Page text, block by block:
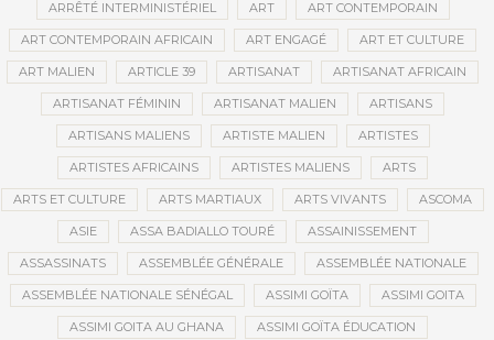
ARRÊTÉ INTERMINISTÉRIEL ART ART CONTEMPORAIN
ART CONTEMPORAIN AFRICAIN ART ENGAGÉ ART ET CULTURE
ART MALIEN ARTICLE 39 ARTISANAT ARTISANAT AFRICAIN
ARTISANAT FÉMININ ARTISANAT MALIEN ARTISANS
ARTISANS MALIENS ARTISTE MALIEN ARTISTES
ARTISTES AFRICAINS ARTISTES MALIENS ARTS
ARTS ET CULTURE ARTS MARTIAUX ARTS VIVANTS ASCOMA
ASIE ASSA BADIALLO TOURÉ ASSAINISSEMENT
ASSASSINATS ASSEMBLÉE GÉNÉRALE ASSEMBLÉE NATIONALE
ASSEMBLÉE NATIONALE SÉNÉGAL ASSIMI GOÏTA ASSIMI GOITA
ASSIMI GOITA AU GHANA ASSIMI GOÏTA ÉDUCATION